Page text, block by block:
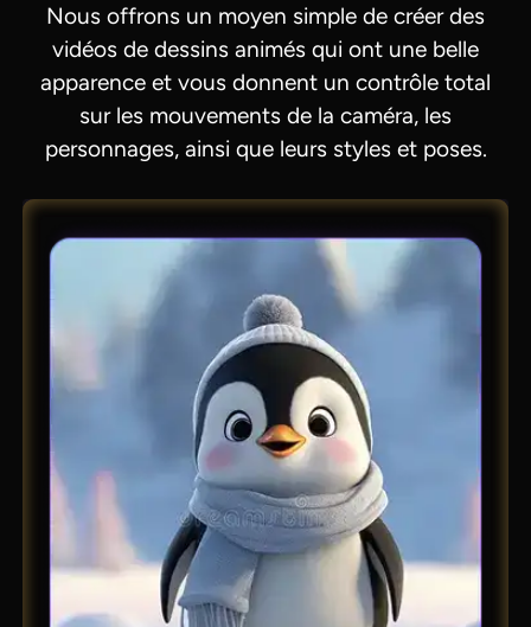
Nous offrons un moyen simple de créer des
vidéos de dessins animés qui ont une belle
apparence et vous donnent un contrôle total
sur les mouvements de la caméra, les
personnages, ainsi que leurs styles et poses.